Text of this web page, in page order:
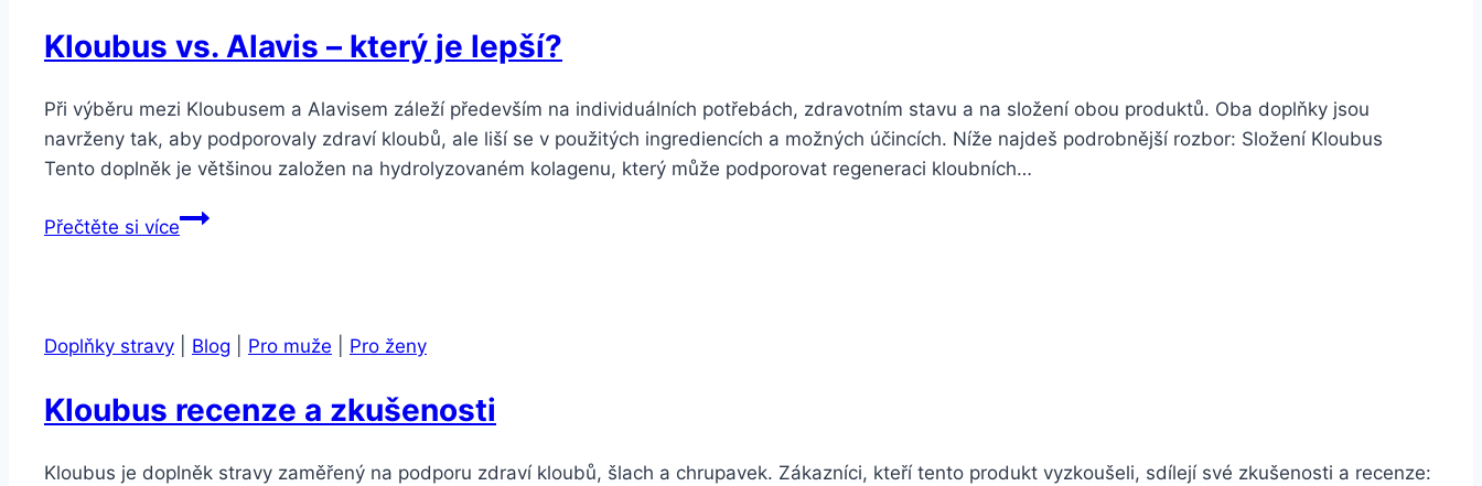
Kloubus vs. Alavis – který je lepší?
Při výběru mezi Kloubusem a Alavisem záleží především na individuálních potřebách, zdravotním stavu a na složení obou produktů. Oba doplňky jsou
navrženy tak, aby podporovaly zdraví kloubů, ale liší se v použitých ingrediencích a možných účincích. Níže najdeš podrobnější rozbor: Složení Kloubus
Tento doplněk je většinou založen na hydrolyzovaném kolagenu, který může podporovat regeneraci kloubních…
Přečtěte si víceKloubus
který
Doplňky stravy Blog Pro muže Pro ženy
Kloubus recenze a zkušenosti
Kloubus je doplněk stravy zaměřený na podporu zdraví kloubů, šlach a chrupavek. Zákazníci, kteří tento produkt vyzkoušeli, sdílejí své zkušenosti a recenze: